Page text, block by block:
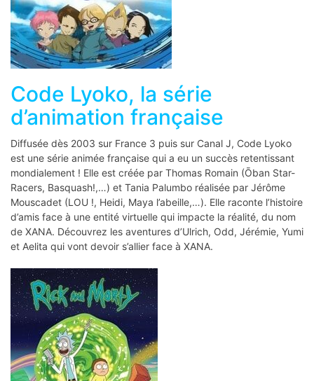
Code Lyoko, la série
d’animation française
Diffusée dès 2003 sur France 3 puis sur Canal J, Code Lyoko
est une série animée française qui a eu un succès retentissant
mondialement ! Elle est créée par Thomas Romain (Ōban Star-
Racers, Basquash!,…) et Tania Palumbo réalisée par Jérôme
Mouscadet (LOU !, Heidi, Maya l’abeille,…). Elle raconte l’histoire
d’amis face à une entité virtuelle qui impacte la réalité, du nom
de XANA. Découvrez les aventures d’Ulrich, Odd, Jérémie, Yumi
et Aelita qui vont devoir s’allier face à XANA.